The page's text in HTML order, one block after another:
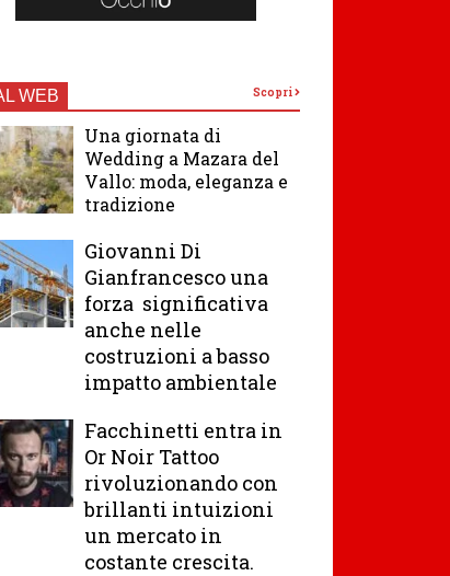
WEB Scopri
Una giornata di
Wedding a Mazara del
Vallo: moda, eleganza e
tradizione
Giovanni Di
Gianfrancesco una
forza significativa
anche nelle
costruzioni a basso
impatto ambientale
Facchinetti entra in
Or Noir Tattoo
rivoluzionando con
brillanti intuizioni
un mercato in
costante crescita.